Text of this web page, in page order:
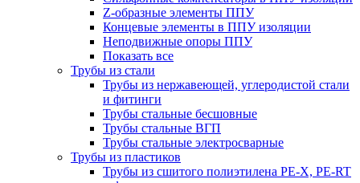
Z-образные элементы ППУ
Концевые элементы в ППУ изоляции
Неподвижные опоры ППУ
Показать все
Трубы из стали
Трубы из нержавеющей, углеродистой стали
и фитинги
Трубы стальные бесшовные
Трубы стальные ВГП
Трубы стальные электросварные
Трубы из пластиков
Трубы из сшитого полиэтилена PE-X, PE-RT